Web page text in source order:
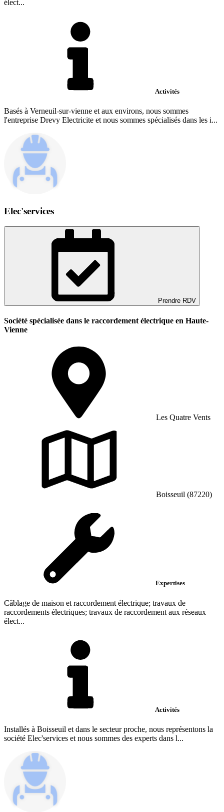
élect...
Activités
Basés à Verneuil-sur-vienne et aux environs, nous sommes
l'entreprise Drevy Electricite et nous sommes spécialisés dans les i...
Elec'services
Prendre RDV
Société spécialisée dans le raccordement électrique en Haute-
Vienne
Les Quatre Vents
Boisseuil (87220)
Expertises
Câblage de maison et raccordement électrique; travaux de
raccordements électriques; travaux de raccordement aux réseaux
élect...
Activités
Installés à Boisseuil et dans le secteur proche, nous représentons la
société Elec'services et nous sommes des experts dans l...